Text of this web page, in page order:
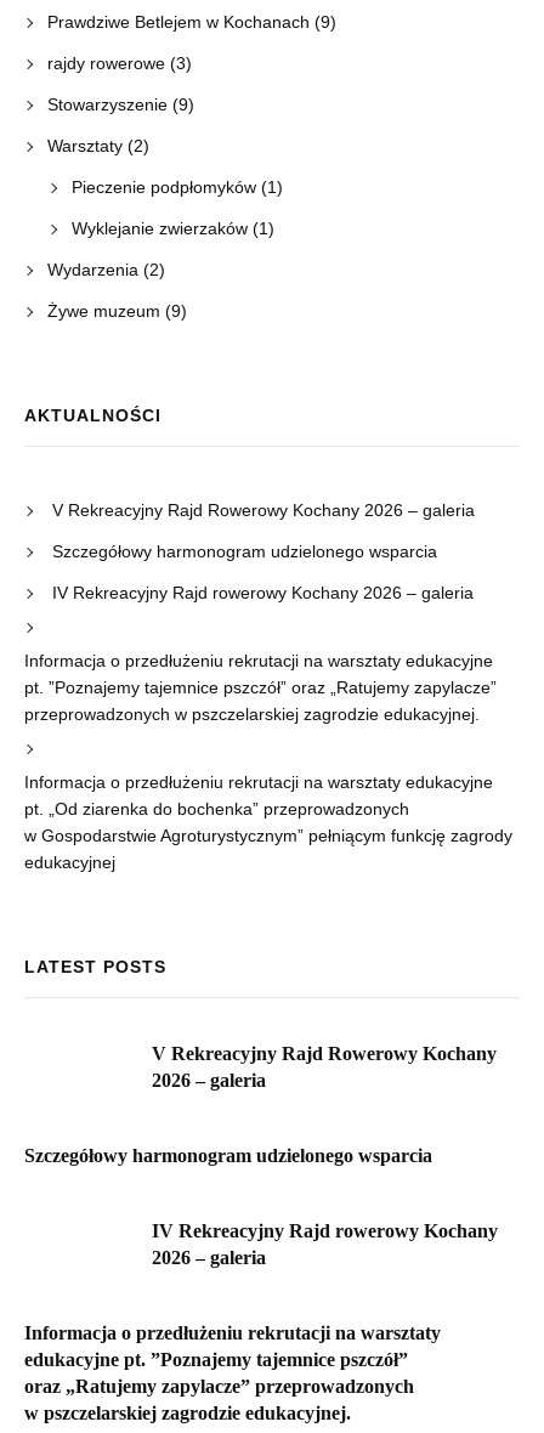
Prawdziwe Betlejem w Kochanach (9)
rajdy rowerowe(3)
Stowarzyszenie(9)
Warsztaty(2)
Pieczenie podpłomyków(1)
Wyklejanie zwierzaków(1)
Wydarzenia (2)
Żywe muzeum (9)
AKTUALNOŚCI
V Rekreacyjny Rajd Rowerowy Kochany 2026 – galeria
Szczegółowy harmonogram udzielonego wsparcia
IV Rekreacyjny Rajd rowerowy Kochany 2026 – galeria
Informacja o przedłużeniu rekrutacji na warsztaty edukacyjne
pt. ”Poznajemy tajemnice pszczół” oraz „Ratujemy zapylacze”
przeprowadzonych w pszczelarskiej zagrodzie edukacyjnej.
Informacja o przedłużeniu rekrutacji na warsztaty edukacyjne
pt. „Od ziarenka do bochenka” przeprowadzonych
w Gospodarstwie Agroturystycznym” pełniącym funkcję zagrody
edukacyjnej
LATEST POSTS
V Rekreacyjny Rajd Rowerowy Kochany
2026 – galeria
Szczegółowy harmonogram udzielonego wsparcia
IV Rekreacyjny Rajd rowerowy Kochany
2026 – galeria
Informacja o przedłużeniu rekrutacji na warsztaty
edukacyjne pt. ”Poznajemy tajemnice pszczół”
oraz „Ratujemy zapylacze” przeprowadzonych
w pszczelarskiej zagrodzie edukacyjnej.